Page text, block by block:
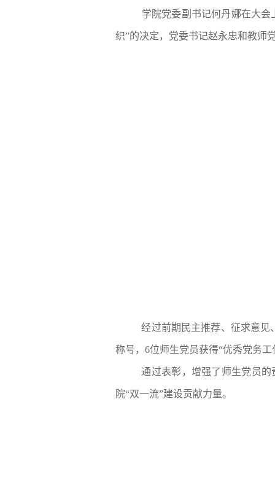
学院党委副书记何丹娜在大会
织”的决定，党委书记赵永忠和教师
经过前期民主推荐、征求意见
称号， 6位师生党员获得“优秀党务工
通过表彰，增强了师生党员
院“双一流”建设贡献力量。